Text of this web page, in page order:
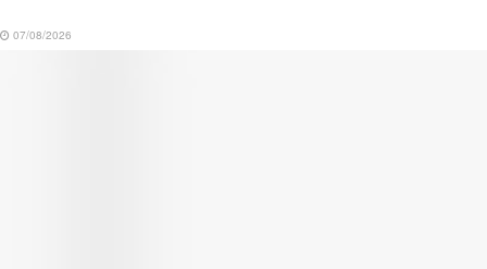
07/08/2026